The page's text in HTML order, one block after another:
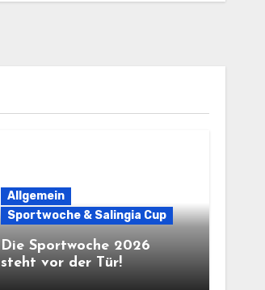
Allgemein
Sportwoche & Salingia Cup
Die Sportwoche 2026
steht vor der Tür!